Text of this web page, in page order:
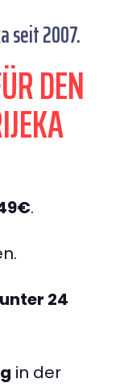
seit 2007.
DEN
.
unter 24
in der